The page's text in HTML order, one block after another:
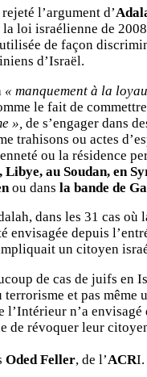
l’argument d’
la loi israélienne de 2008
de façon
d’Israël.
« manquement à la
le fait de
», de s’engager dans
trahisons ou actes
ou la résidence
au Soudan, en
ou dans la bande de
dans les 31 cas où
envisagée depuis
un citoyen
de cas de juifs en
terrorisme et pas même
l’Intérieur n’a envisagé
de révoquer leur
Oded Feller, de l’ACRI.